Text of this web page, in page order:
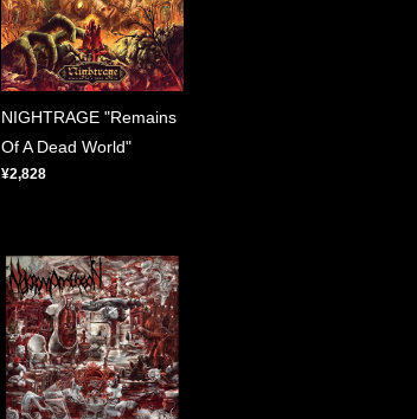
NIGHTRAGE "Remains
Of A Dead World"
¥2,828